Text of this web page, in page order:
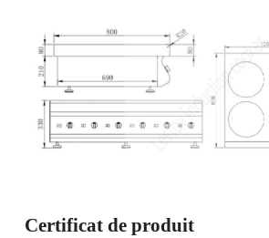
Certificat de produit